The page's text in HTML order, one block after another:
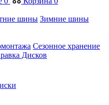
шины Зимние шины
Сезонное хранение
Дисков